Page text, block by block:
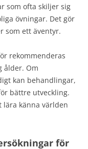
som ofta skiljer sig
övningar. Det gör
som ett äventyr.
rekommenderas
ålder. Om
kan behandlingar,
bättre utveckling.
känna världen
för